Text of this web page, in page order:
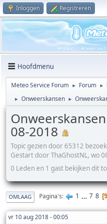
Inloggen Registreren
Hoofdmenu
Meteo Service Forum ► Forum ►
► Onweerskansen ►
08-2018
Topic gezien door 65312
Gestart door ThaGhostNL, wo
0 Leden en 1 gast bekijken dit
OMLAAG Pagina's 1 ... 7 8 9
vr 10 aug 2018 - 00:05